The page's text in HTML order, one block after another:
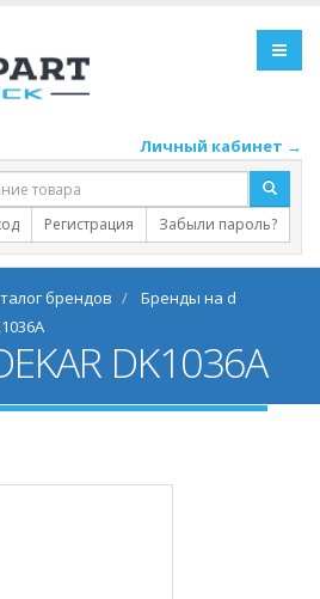
Личный кабинет →
Регистрация Забыли пароль?
брендов
Бренды на d
DK1036A